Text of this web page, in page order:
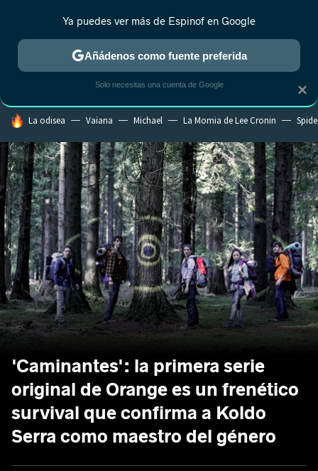
ESTRENOS REALITY ANIME RANKINGS CINE
HOY SE HABLA DE
La odisea Vaiana Michael La Momia de Lee Cronin
'Caminantes': la primera serie
original de Orange es un frenético
survival que confirma a Koldo
Serra como maestro del género
×
Ya puedes ver más de Espinof en Google
Añádenos como fuente preferida
Solo necesitas una cuenta de Google